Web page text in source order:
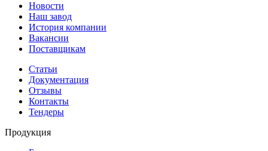
Новости
Наш завод
История компании
Вакансии
Поставщикам
Статьи
Документация
Отзывы
Контакты
Тендеры
Продукция